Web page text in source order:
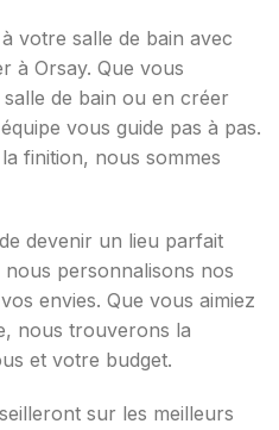
votre salle de bain avec
à Orsay. Que vous
de bain ou en créer
vous guide pas à pas.
finition, nous sommes
devenir un lieu parfait
personnalisons nos
envies. Que vous aimiez
nous trouverons la
et votre budget.
sur les meilleurs